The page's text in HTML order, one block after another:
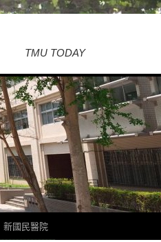
TMU TODAY
新國民醫院